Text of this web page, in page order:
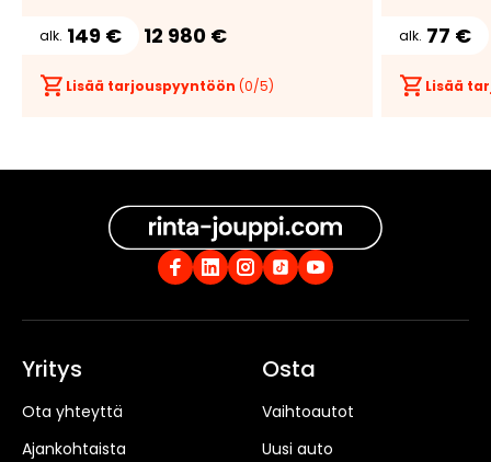
alk. 149 € 12 980 €
Lisää tarjouspyyntöön (0/5)
alk. 77 €
Lisää
Yritys
Ota yhteyttä
Ajankohtaista
Osta
Vaihtoautot
Uusi auto